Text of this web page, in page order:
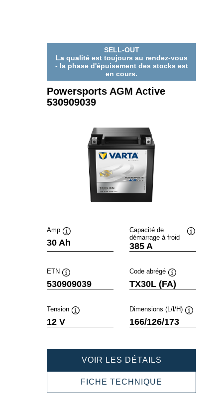
SELL-OUT
La qualité est toujours au rendez-vous
- la phase d'épuisement des stocks est
en cours.
Powersports AGM Active
530909039
Amp
Infobulle
30 Ah
Capacité de
démarrage à froid
385 A
ETN
Infobulle
530909039
Code abrégé
Infobulle
TX30L (FA)
Tension
12 V
Dimensions (L/l/H)
166/126/173
VOIR LES DÉTAILS
ACTIVE
530909039
FICHE TECHNIQUE